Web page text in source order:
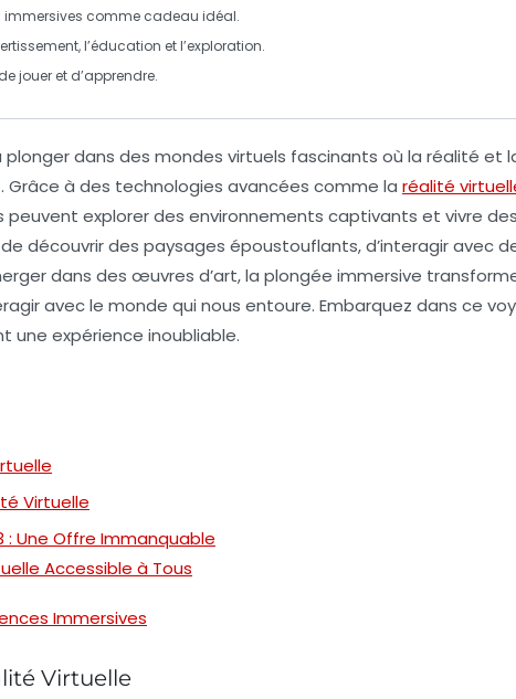
immersives comme cadeau idéal.
l’éducation et l’exploration.
jouer et d’apprendre.
plonger dans des mondes virtuels fascinants où la réalité et
à des technologies avancées comme la réalité
peuvent explorer des environnements captivants et vivre des
de découvrir des paysages époustouflants, d’interagir avec
dans des œuvres d’art, la plongée immersive
avec le monde qui nous entoure. Embarquez dans ce
expérience inoubliable.
Virtuelle
: Une Offre Immanquable
Accessible à Tous
Immersives
Virtuelle